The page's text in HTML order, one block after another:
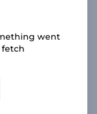
went
fetch